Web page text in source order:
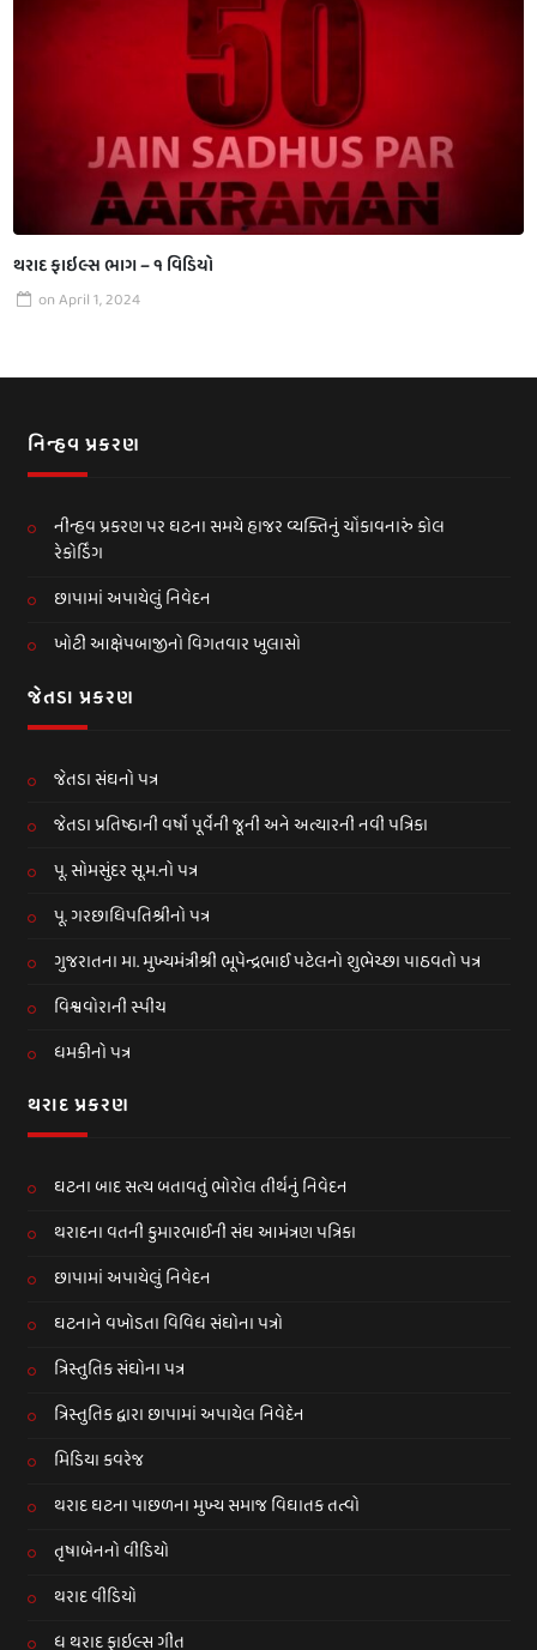
થરાદ ફાઇલ્સ ભાગ – ૧ વિડિયો
onApril 1, 2024
નિન્હવ પ્રકરણ
નીન્હવ પ્રકરણ પર ઘટના સમયે હાજર વ્યક્તિનું ચોંકાવનારું કોલ
રેકોર્ડિંગ
છાપામાં અપાયેલું નિવેદન
ખોટી આક્ષેપબાજીનો વિગતવાર ખુલાસો
જેતડા પ્રકરણ
જેતડા સંઘનો પત્ર
જેતડા પ્રતિષ્ઠાની વર્ષો પૂર્વેની જૂની અને અત્યારની નવી પત્રિકા
પૂ. સોમસુંદર સૂ.મ.નો પત્ર
પૂ. ગરછાધિપતિશ્રીનો પત્ર
ગુજરાતના મા. મુખ્યમંત્રીશ્રી ભૂપેન્દ્રભાઈ પટેલનો શુભેચ્છા પાઠવતો પત્ર
વિશ્વવોરાની સ્પીચ
ધમકીનો પત્ર
થરાદ પ્રકરણ
ઘટના બાદ સત્ય બતાવતું ભોરોલ તીર્થનું નિવેદન
થરાદના વતની કુમારભાઈની સંઘ આમંત્રણ પત્રિકા
છાપામાં અપાયેલું નિવેદન
ઘટનાને વખોડતા વિવિધ સંઘોના પત્રો
ત્રિસ્તુતિક સંઘોના પત્ર
ત્રિસ્તુતિક દ્વારા છાપામાં અપાયેલ નિવેદેન
મિડિયા કવરેજ
થરાદ ઘટના પાછળના મુખ્ય સમાજ વિઘાતક તત્વો
તૃષાબેનનો વીડિયો
થરાદ વીડિયો
ધ થરાદ ફાઇલ્સ ગીત